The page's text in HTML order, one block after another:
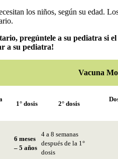
los niños, según su edad.
pregúntele a su pediatra si
a su pediatra!
Vacuna
1° dosis 2° dosis
6 meses
– 5 años
4 a 8 semanas
después de la 1°
dosis